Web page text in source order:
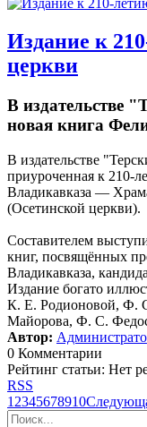
Издание к
церкви
В издательстве
новая книга
В издательстве
приуроченная к 210-
Владикавказа —
(Осетинской церкви).
Составителем
книг, посвящённых
Владикавказа,
Издание богато
К. Е. Родионовой, Ф.
Майорова, Ф. С.
Автор:
0 Комментарии
Рейтинг статьи: Нет
RSS
1 2345678910